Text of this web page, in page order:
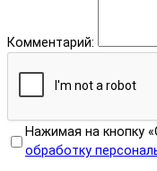
Комментарий:
Нажимая на кнопку
обработку